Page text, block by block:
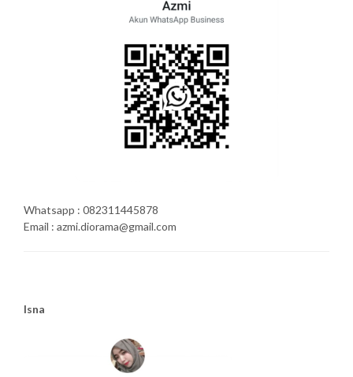
Whatsapp : 082311445878
Email : azmi.diorama@gmail.com
Isna